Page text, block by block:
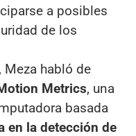
a posibles
de los
habló de
Metrics, una
basada
en la detección de